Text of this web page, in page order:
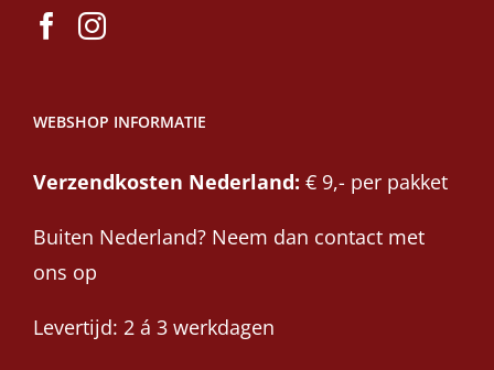
WEBSHOP INFORMATIE
Verzendkosten Nederland: € 9,- per pakket
Buiten Nederland? Neem dan contact met
ons op
Levertijd: 2 á 3 werkdagen